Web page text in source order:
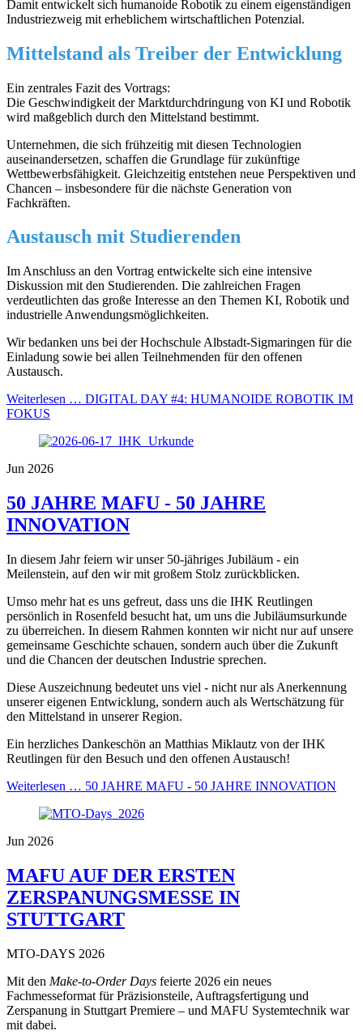
Damit entwickelt sich humanoide Robotik zu einem eigenständigen
Industriezweig mit erheblichem wirtschaftlichen Potenzial.
Mittelstand als Treiber der Entwicklung
Ein zentrales Fazit des Vortrags:
Die Geschwindigkeit der Marktdurchdringung von KI und Robotik
wird maßgeblich durch den Mittelstand bestimmt.
Unternehmen, die sich frühzeitig mit diesen Technologien
auseinandersetzen, schaffen die Grundlage für zukünftige
Wettbewerbsfähigkeit. Gleichzeitig entstehen neue Perspektiven und
Chancen – insbesondere für die nächste Generation von
Fachkräften.
Austausch mit Studierenden
Im Anschluss an den Vortrag entwickelte sich eine intensive
Diskussion mit den Studierenden. Die zahlreichen Fragen
verdeutlichten das große Interesse an den Themen KI, Robotik und
industrielle Anwendungsmöglichkeiten.
Wir bedanken uns bei der Hochschule Albstadt-Sigmaringen für die
Einladung sowie bei allen Teilnehmenden für den offenen
Austausch.
Weiterlesen … DIGITAL DAY #4: HUMANOIDE ROBOTIK IM
FOKUS
Jun 2026
50 JAHRE MAFU - 50 JAHRE
INNOVATION
In diesem Jahr feiern wir unser 50-jähriges Jubiläum - ein
Meilenstein, auf den wir mit großem Stolz zurückblicken.
Umso mehr hat es uns gefreut, dass uns die IHK Reutlingen
persönlich in Rosenfeld besucht hat, um uns die Jubiläumsurkunde
zu überreichen. In diesem Rahmen konnten wir nicht nur auf unsere
gemeinsame Geschichte schauen, sondern auch über die Zukunft
und die Chancen der deutschen Industrie sprechen.
Diese Auszeichnung bedeutet uns viel - nicht nur als Anerkennung
unserer eigenen Entwicklung, sondern auch als Wertschätzung für
den Mittelstand in unserer Region.
Ein herzliches Dankeschön an Matthias Miklautz von der IHK
Reutlingen für den Besuch und den offenen Austausch!
Weiterlesen … 50 JAHRE MAFU - 50 JAHRE INNOVATION
Jun 2026
MAFU AUF DER ERSTEN
ZERSPANUNGSMESSE IN
STUTTGART
MTO-DAYS 2026
Mit den Make-to-Order Days feierte 2026 ein neues
Fachmesseformat für Präzisionsteile, Auftragsfertigung und
Zerspanung in Stuttgart Premiere – und MAFU Systemtechnik war
mit dabei.